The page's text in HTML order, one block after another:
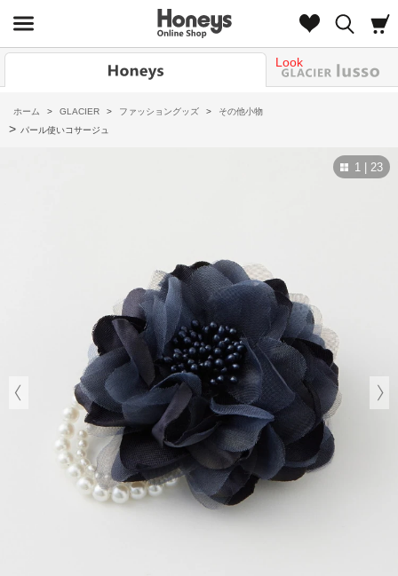
Look
ホーム > GLACIER > ファッショングッズ > その他小物
> パール使いコサージュ
1 | 23